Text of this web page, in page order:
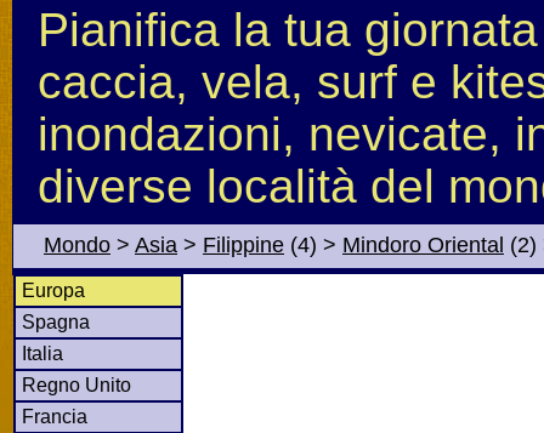
Pianifica la tua
caccia, vela, surf e
inondazioni, nevicate,
diverse località del
Mondo > Asia > Filippine (4) > Mindoro Oriental (2)
Europa
Spagna
Italia
Regno Unito
Francia